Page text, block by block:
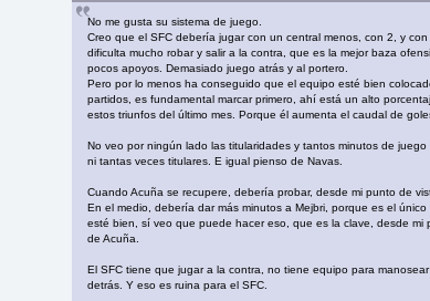
No me gusta su sistema de juego.
Creo que el SFC debería jugar con un central menos, con 2, y
dificulta mucho robar y salir a la contra, que es la mejor baza
pocos apoyos. Demasiado juego atrás y al portero.
Pero por lo menos ha conseguido que el equipo esté bien
partidos, es fundamental marcar primero, ahí está un alto
estos triunfos del último mes. Porque él aumenta el caudal de
No veo por ningún lado las titularidades y tantos minutos de
ni tantas veces titulares. E igual pienso de Navas.
Cuando Acuña se recupere, debería probar, desde mi punto de
En el medio, debería dar más minutos a Mejbri, porque es el
esté bien, sí veo que puede hacer eso, que es la clave, desde
de Acuña.
El SFC tiene que jugar a la contra, no tiene equipo para
detrás. Y eso es ruina para el SFC.